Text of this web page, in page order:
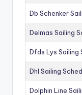
Db Schenker
Delmas Sailing
Dfds Lys Sailing
Dhl Sailing
Dolphin Line